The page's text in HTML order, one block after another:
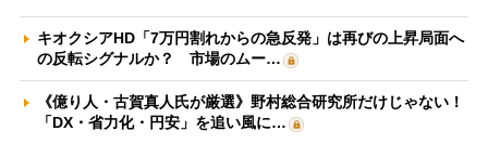
キオクシアHD「7万円割れからの急反発」は再びの上昇局面へ
の反転シグナルか？ 市場のムー…
《億り人・古賀真人氏が厳選》野村総合研究所だけじゃない！
「DX・省力化・円安」を追い風に…